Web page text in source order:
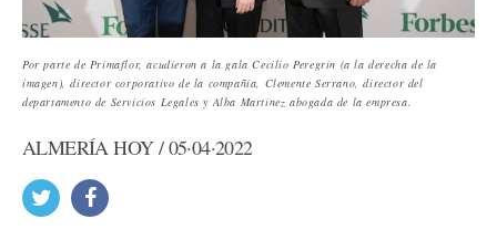
Por parte de Primaflor, acudieron a la gala Cecilio Peregrín (a la derecha de la
imagen), director corporativo de la compañía, Clemente Serrano, director del
departamento de Servicios Legales y Alba Martínez abogada de la empresa.
ALMERÍA HOY / 05·04·2022